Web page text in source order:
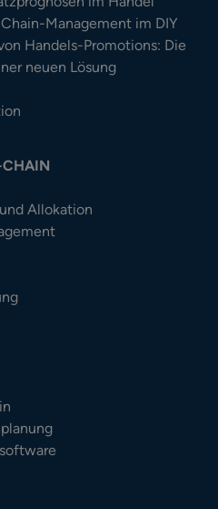
Management im DIY
Handels-Promotions: Die
neuen Lösung
CHAIN
Allokation